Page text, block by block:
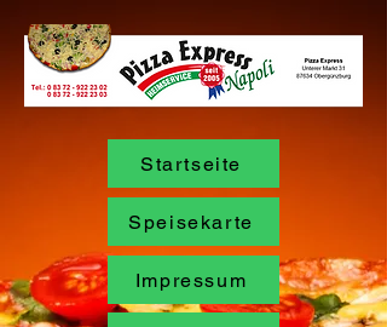
Startseite
Speisekarte
Impressum